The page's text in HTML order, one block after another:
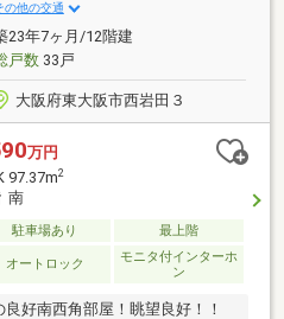
の他の交通
23年7ヶ月/12階建
戸数33戸
大阪府東大阪市西岩田３
万円
97.37m2
南
駐車場あり 最上階
オートロック
モニタ付インターホ
ン
好南西角部屋！眺望良好！！